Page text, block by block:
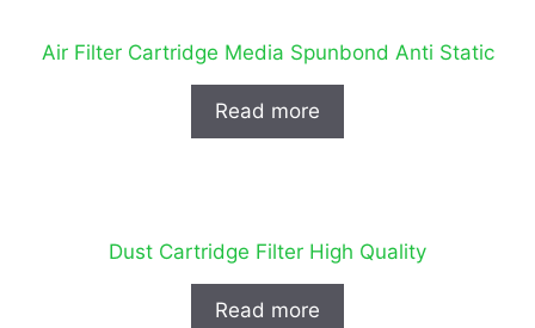
Air Filter Cartridge Media Spunbond Anti Static
Read more
Dust Cartridge Filter High Quality
Read more